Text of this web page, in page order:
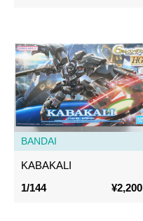
BANDAI
KABAKALI
1/144
¥2,200